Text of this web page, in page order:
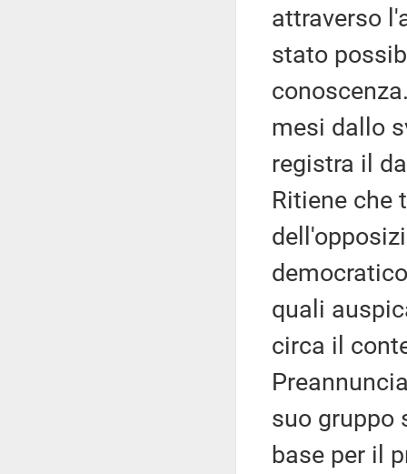
attraverso
stato
mesi dallo
registra il
Ritiene che
quali
circa il
suo gruppo
base per il